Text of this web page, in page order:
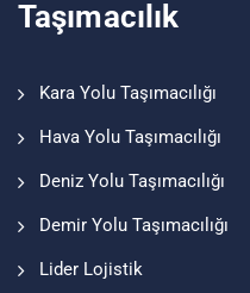
Taşımacılık
Kara Yolu Taşımacılığı
Hava Yolu Taşımacılığı
Deniz Yolu Taşımacılığı
Demir Yolu Taşımacılığı
Lider Lojistik